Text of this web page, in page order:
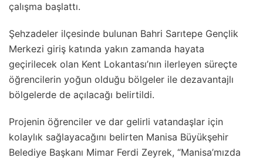
çalışma başlattı.
Şehzadeler ilçesinde bulunan Bahri Sarıtepe Gençlik
Merkezi giriş katında yakın zamanda hayata
geçirilecek olan Kent Lokantası’nın ilerleyen süreçte
öğrencilerin yoğun olduğu bölgeler ile dezavantajlı
bölgelerde de açılacağı belirtildi.
Projenin öğrenciler ve dar gelirli vatandaşlar için
kolaylık sağlayacağını belirten Manisa Büyükşehir
Belediye Başkanı Mimar Ferdi Zeyrek, “Manisa’mızda